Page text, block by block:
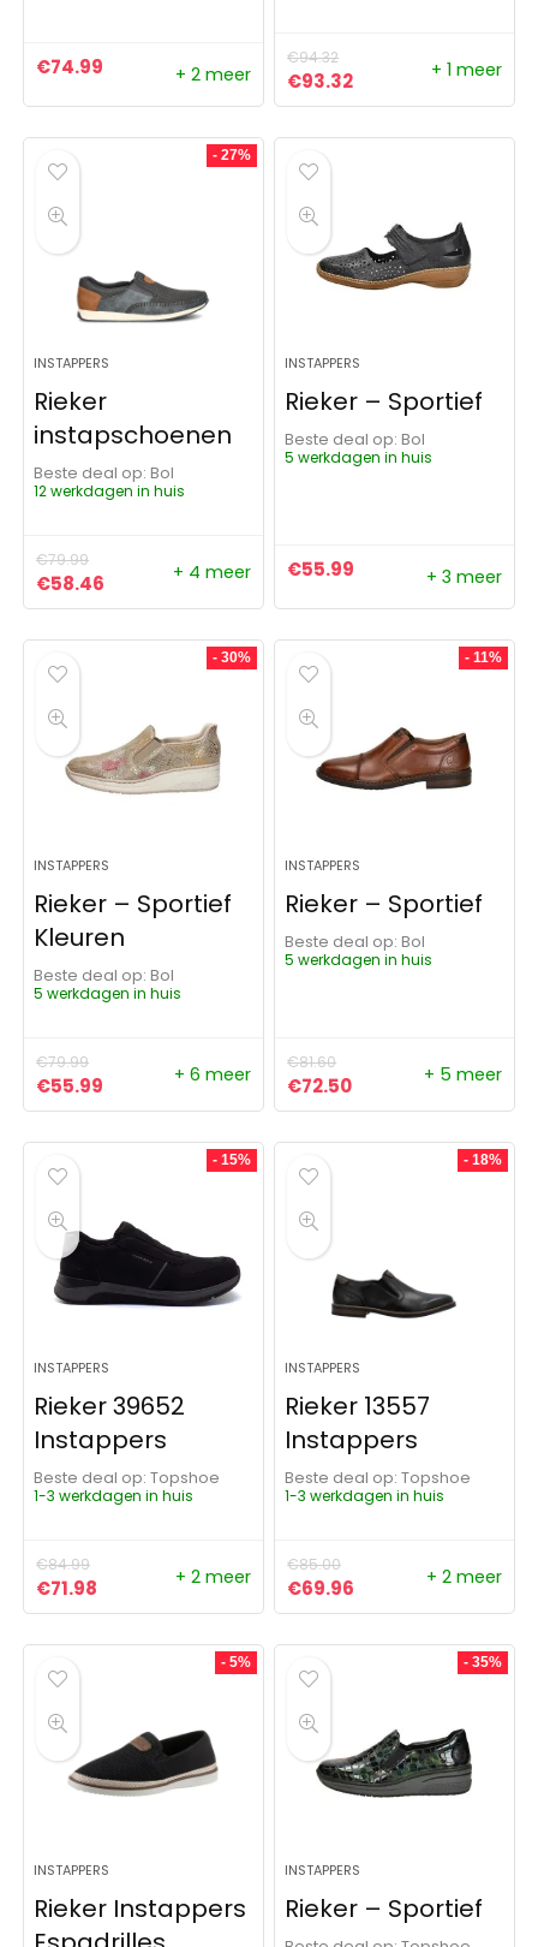
€74.99 + 2 meer
€94.32
Oorspronkelijke prijs
€93.32Huidige prijs is:
+ 1 meer
- 27%
INSTAPPERS
Rieker
instapschoenen
Beste deal op:
Bol
12 werkdagen in huis
€79.99
Oorspronkelijke prijs was: €79.99.
€58.46 Huidige prijs is: €58.46.
+ 4 meer
INSTAPPERS
Rieker – Sportief
Beste deal op:
Bol
5 werkdagen in huis
€55.99 + 3 meer
- 30%
INSTAPPERS
Rieker – Sportief
Kleuren
Beste deal op:
Bol
5 werkdagen in huis
€79.99
Oorspronkelijke prijs was: €79.99.
€55.99 Huidige prijs is: €55.99.
+ 6 meer
- 11%
INSTAPPERS
Rieker – Sportief
Beste deal op:
Bol
5 werkdagen in huis
€81.60
Oorspronkelijke prijs was:
€72.50Huidige prijs is:
+ 5 meer
- 15%
INSTAPPERS
Rieker 39652
Instappers
Beste deal op:
Topshoe
1-3 werkdagen in huis
€84.99
Oorspronkelijke prijs was: €84.99.
€71.98 Huidige prijs is: €71.98.
+ 2 meer
- 18%
INSTAPPERS
Rieker 13557
Instappers
Beste deal op:
Topshoe
1-3 werkdagen in huis
€85.00
Oorspronkelijke prijs
€69.96 Huidige prijs is:
+ 2 meer
- 5%
INSTAPPERS
Rieker Instappers
- 35%
INSTAPPERS
Rieker – Sportief